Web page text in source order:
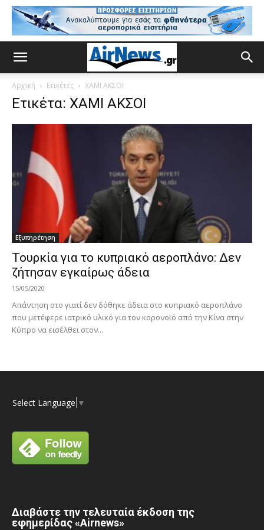
Αρχική Ετικέτες ΧΑΜΙ ΑΚΣΟΙ
Ετικέτα: ΧΑΜΙ ΑΚΣΟΙ
Εξυπηρέτηση
Τουρκία για το κυπριακό αεροπλάνο: Δεν
ζήτησαν εγκαίρως άδεια
15/05/2020
Απάντηση στο γιατί δεν δόθηκε άδεια στο κυπριακό αεροπλάνο
που μετέφερε ιατρικό υλικό για τον κορονοϊό από την Κίνα στην
Κύπρο να εισέλθει στον...
Select Language ▼
Διαβάστε την τελευταία έκδοση της
εφημερίδας «Airnews»